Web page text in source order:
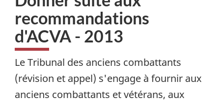
recommandations
d'ACVA - 2013
Le Tribunal des anciens combattants
(révision et appel) s'engage à fournir aux
anciens combattants et vétérans, aux